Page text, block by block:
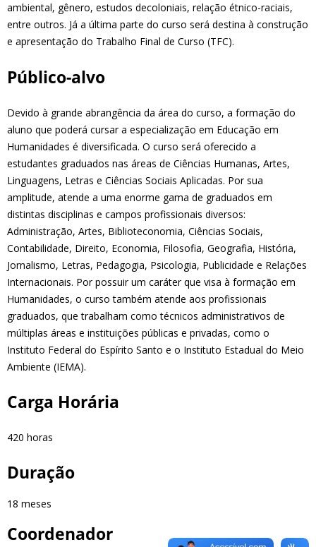
ambiental, gênero, estudos decoloniais, relação étnico-raciais,
entre outros. Já a última parte do curso será destina à construção
e apresentação do Trabalho Final de Curso (TFC).
Público-alvo
Devido à grande abrangência da área do curso, a formação do
aluno que poderá cursar a especialização em Educação em
Humanidades é diversificada. O curso será oferecido a
estudantes graduados nas áreas de Ciências Humanas, Artes,
Linguagens, Letras e Ciências Sociais Aplicadas. Por sua
amplitude, atende a uma enorme gama de graduados em
distintas disciplinas e campos profissionais diversos:
Administração, Artes, Biblioteconomia, Ciências Sociais,
Contabilidade, Direito, Economia, Filosofia, Geografia, História,
Jornalismo, Letras, Pedagogia, Psicologia, Publicidade e Relações
Internacionais. Por possuir um caráter que visa à formação em
Humanidades, o curso também atende aos profissionais
graduados, que trabalham como técnicos administrativos de
múltiplas áreas e instituições públicas e privadas, como o
Instituto Federal do Espírito Santo e o Instituto Estadual do Meio
Ambiente (IEMA).
Carga Horária
420 horas
Duração
18 meses
Coordenador